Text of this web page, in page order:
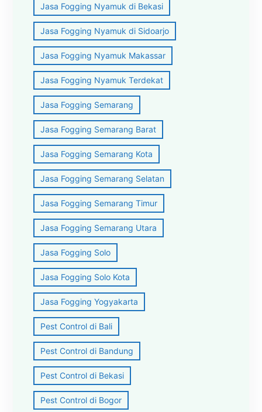
Jasa Fogging Nyamuk di Bekasi
Jasa Fogging Nyamuk di Sidoarjo
Jasa Fogging Nyamuk Makassar
Jasa Fogging Nyamuk Terdekat
Jasa Fogging Semarang
Jasa Fogging Semarang Barat
Jasa Fogging Semarang Kota
Jasa Fogging Semarang Selatan
Jasa Fogging Semarang Timur
Jasa Fogging Semarang Utara
Jasa Fogging Solo
Jasa Fogging Solo Kota
Jasa Fogging Yogyakarta
Pest Control di Bali
Pest Control di Bandung
Pest Control di Bekasi
Pest Control di Bogor